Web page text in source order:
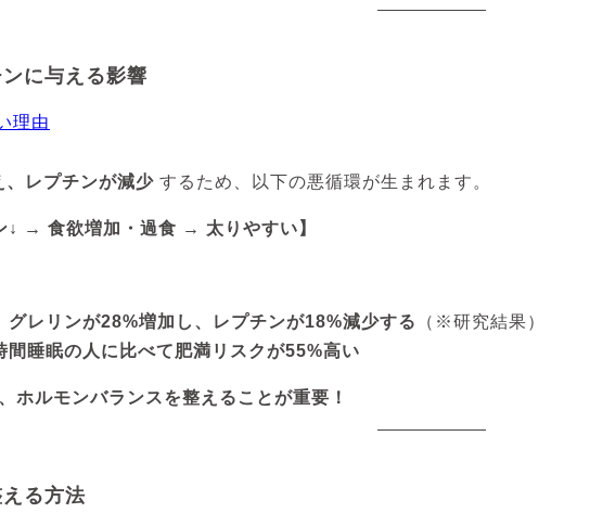
に与える影響
理由
、レプチンが減少 するため、以下の悪循環が生まれます。
↓ → 食欲増加・過食 → 太りやすい】
レリンが28%増加し、レプチンが18%減少する
（※研究結果）
睡眠の人に比べて肥満リスクが55%高い
ホルモンバランスを整えることが重要！
る方法